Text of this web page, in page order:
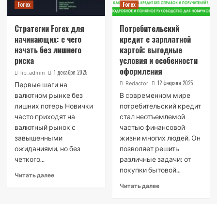
Forex
Стратегии Forex для
начинающих: с чего
начать без лишнего
риска
lib_admin 1 декабря 2025
Первые шаги на
валютном рынке без
лишних потерь Новички
часто приходят на
валютный рынок с
завышенными
ожиданиями, но без
четкого...
Читать далее
Forex
Потребительский
кредит с зарплатной
картой: выгодные
условия и особенности
оформления
Redactor 12 февраля 2025
В современном мире
потребительский кредит
стал неотъемлемой
частью финансовой
жизни многих людей. Он
позволяет решить
различные задачи: от
покупки бытовой...
Читать далее